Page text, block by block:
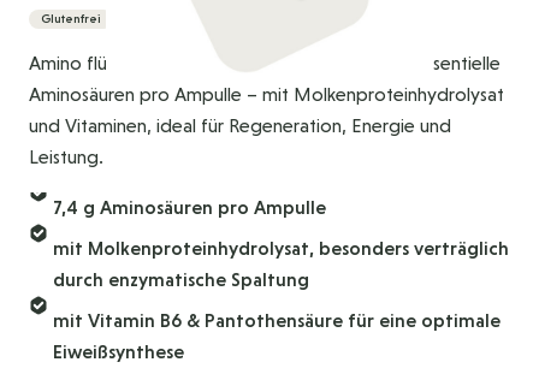
Glutenfrei
Amino flüssig liefert 7,4 g essentielle und nicht-essentielle
Aminosäuren pro Ampulle – mit Molkenproteinhydrolysat
und Vitaminen, ideal für Regeneration, Energie und
Leistung.
7,4 g Aminosäuren pro Ampulle
mit Molkenproteinhydrolysat, besonders verträglich
durch enzymatische Spaltung
mit Vitamin B6 & Pantothensäure für eine optimale
Eiweißsynthese